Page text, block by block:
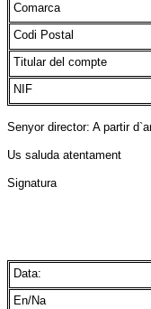
Comarca
Codi Postal
Titular del compte
NIF
Senyor director: A partir
Us saluda atentament
Signatura
Data:
En/Na